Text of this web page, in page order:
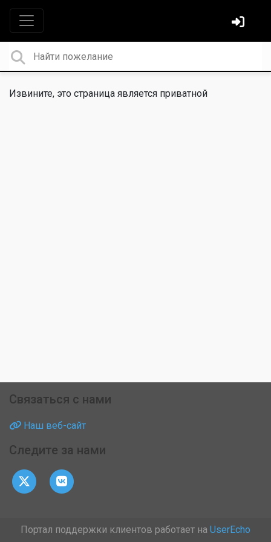
Извините, это страница является приватной
Связаться с нами
Наш веб-сайт
Следите за нами
Портал поддержки клиентов работает на UserEcho